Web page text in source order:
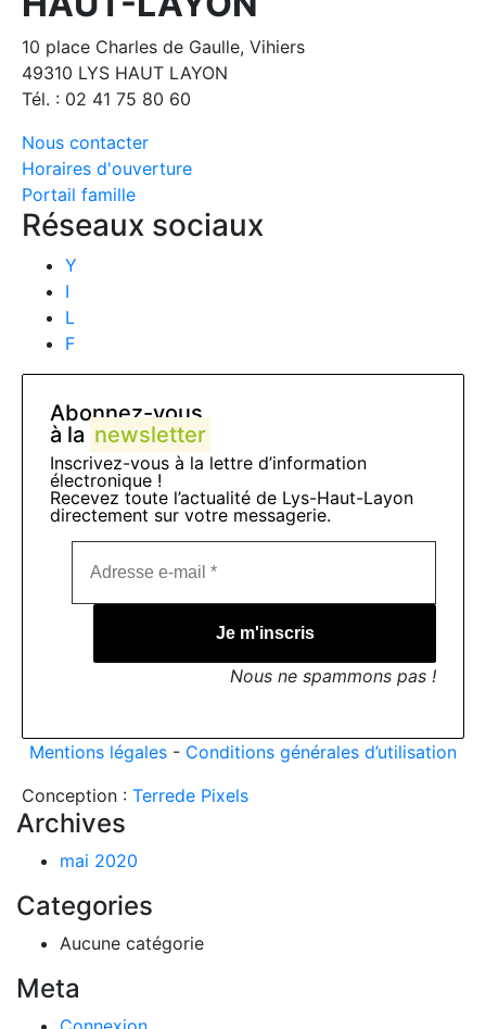
10 place Charles de Gaulle, Vihiers
49310 LYS HAUT LAYON
Tél. : 02 41 75 80 60
Nous contacter
Horaires d'ouverture
Portail famille
Réseaux sociaux
Y
I
L
F
Abonnez-vous
à la newsletter
Inscrivez-vous à la lettre d’information
électronique !
Recevez toute l’actualité de Lys-Haut-Layon
directement sur votre messagerie.
Nous ne spammons pas !
Mentions légales - Conditions générales d’utilisation
Conception : Terrede Pixels
Archives
mai 2020
Categories
Aucune catégorie
Meta